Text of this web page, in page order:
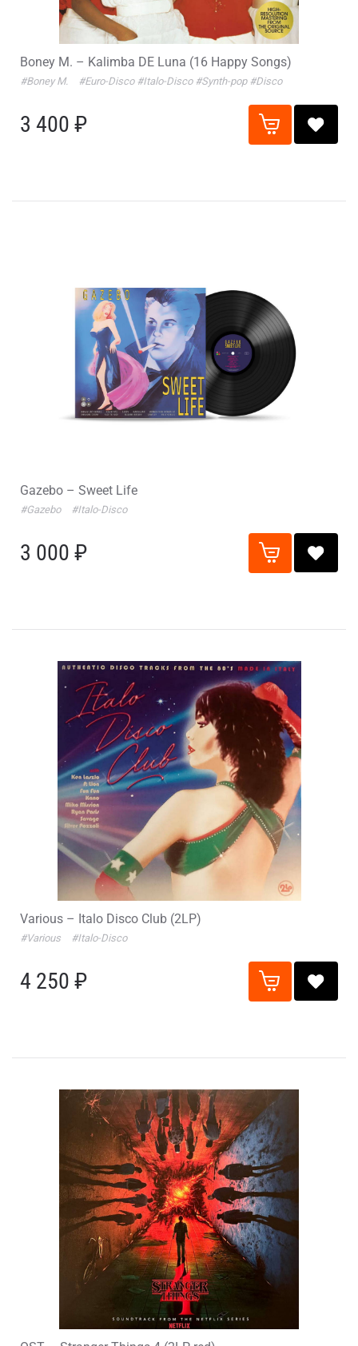
Boney M. – Kalimba DE Luna (16 Happy Songs)
#Boney M. #Euro-Disco #Italo-Disco #Synth-pop #Disco
3 400 ₽
Gazebo – Sweet Life
#Gazebo #Italo-Disco
3 000 ₽
Various – Italo Disco Club (2LP)
#Various #Italo-Disco
4 250 ₽